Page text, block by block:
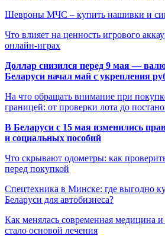
Шевроны МЧС – купить нашивки и
Что влияет на ценность игрового
онлайн-играх
Доллар снизился перед 9 мая —
Беларуси начал май с укрепления
На что обращать внимание при
границей: от проверки лота до
В Беларуси с 15 мая изменились
и социальных пособий
Что скрывают одометры: как
перед покупкой
Спецтехника в Минске: где выгодно
Беларуси для автобизнеса?
Как менялась современная медицина
стало основой лечения